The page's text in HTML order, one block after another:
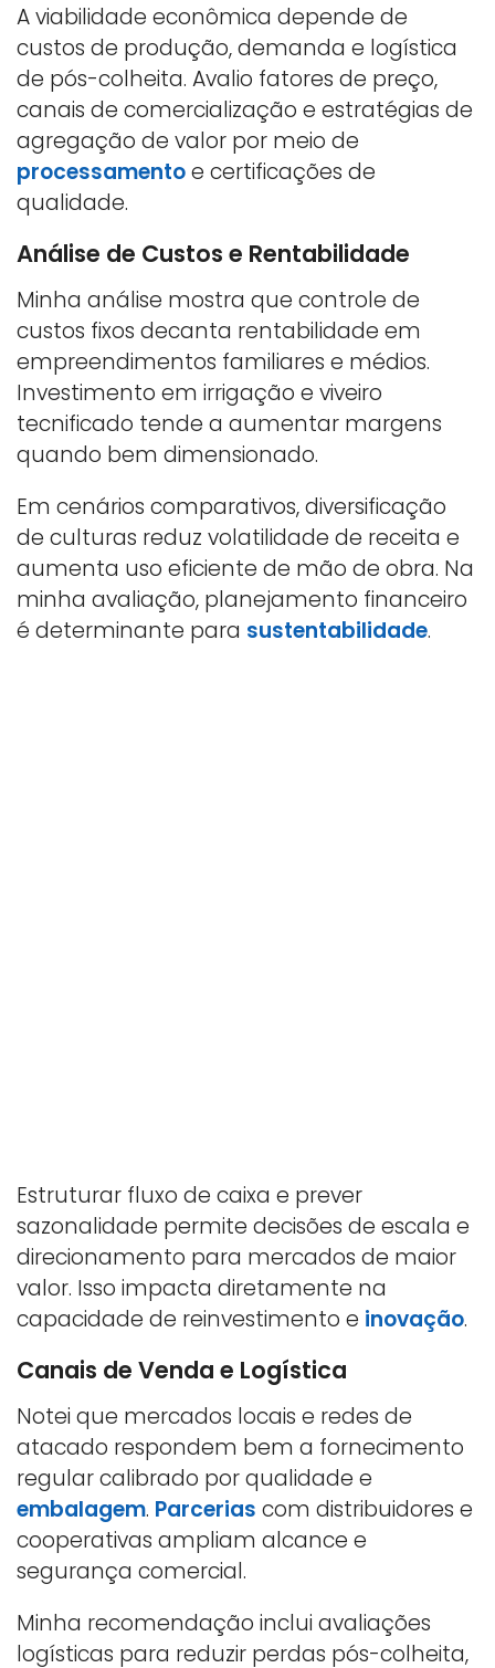
A viabilidade econômica depende de
custos de produção, demanda e logística
de pós-colheita. Avalio fatores de preço,
canais de comercialização e estratégias de
agregação de valor por meio de
processamentoe certificações de
qualidade.
Análise de Custos e Rentabilidade
Minha análise mostra que controle de
custos fixos decanta rentabilidade em
empreendimentos familiares e médios.
Investimento em irrigação e viveiro
tecnificado tende a aumentar margens
quando bem dimensionado.
Em cenários comparativos, diversificação
de culturas reduz volatilidade de receita e
aumenta uso eficiente de mão de obra. Na
minha avaliação, planejamento financeiro
é determinante para sustentabilidade.
Estruturar fluxo de caixa e prever
sazonalidade permite decisões de escala e
direcionamento para mercados de maior
valor. Isso impacta diretamente na
capacidade de reinvestimento e inovação.
Canais de Venda e Logística
Notei que mercados locais e redes de
atacado respondem bem a fornecimento
regular calibrado por qualidade e
embalagem. Parcerias com distribuidores e
cooperativas ampliam alcance e
segurança comercial.
Minha recomendação inclui avaliações
logísticas para reduzir perdas pós-colheita,